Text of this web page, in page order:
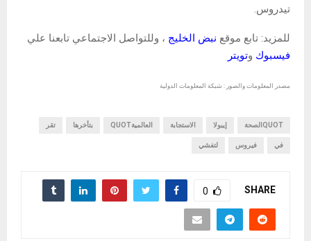
تيدروس.
للمزيد: تابع موقع نبض الخليج ، وللتواصل الاجتماعي تابعنا علي
فيسبوك وتويتر
مصدر المعلومات والصور : شبكة المعلومات الدولية
QUOTالصحة إيبولا الاستجابة العالميةQUOT بتأخرها تقر
في فيروس لتفشي
SHARE
0